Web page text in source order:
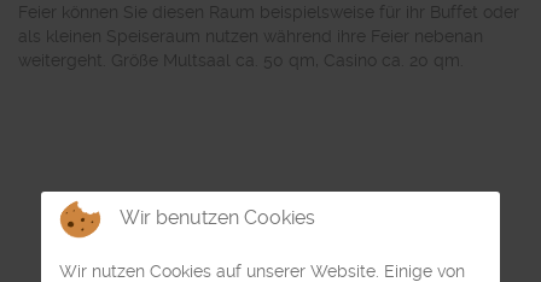
Feier können Sie diesen Raum beispielsweise für ihr Buffet oder
als kleinen Speiseraum nutzen während ihre Feier nebenan
weitergeht. Größe Multsaal ca. 50 qm, Casino ca. 20 qm.
Wir benutzen Cookies
Wir nutzen Cookies auf unserer Website. Einige von